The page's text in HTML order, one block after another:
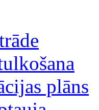
plāns